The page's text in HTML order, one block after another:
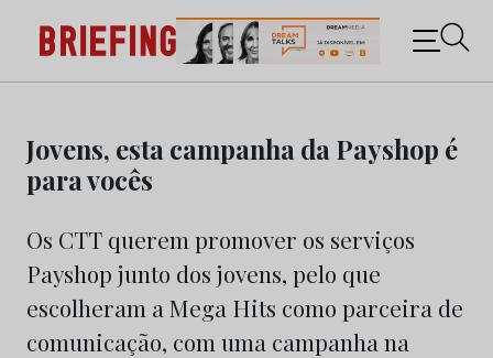
content
Briefing: Todas as notícias sobre os negócios do
Marketing e da Publicidade
Jovens, esta campanha da Payshop é
para vocês
Os CTT querem promover os serviços
Payshop junto dos jovens, pelo que
escolheram a Mega Hits como parceira de
comunicação, com uma campanha na